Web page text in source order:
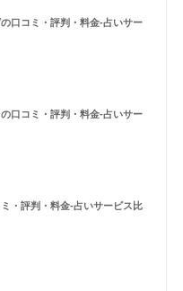
口コミ・評判・料金-占いサー
口コミ・評判・料金-占いサー
・評判・料金-占いサービス比